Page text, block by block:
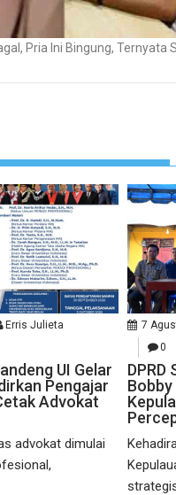
Pria Ini Bingung, Ternyata
Erris Julieta
UI Gelar
Pengajar
Advokat
advokat dimulai
7
0
DPRD